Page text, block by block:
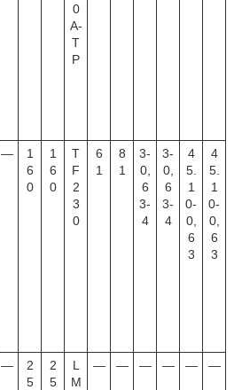
0
A-
T
P
—
1
6
0
1
6
0
T
F
2
3
0
6
1
8
1
3-
0,
6
3-
4
3-
0,
6
3-
4
4
5.
1
0-
0,
6
3
4
5.
1
0-
0,
6
3
—
2
5
2
5
L
M
— — — — — —